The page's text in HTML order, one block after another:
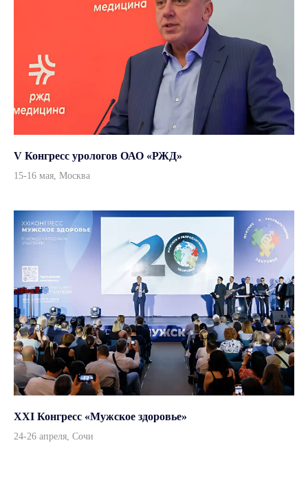
V Конгресс урологов ОАО «РЖД»
15-16 мая, Москва
XXI Конгресс «Мужское здоровье»
24-26 апреля, Сочи
г. Москва, улица Врубеля,
По всем вопросам
info@andromeda-ms.ru
На связи 9:00-18:00
+7 (499) 506 74 00
предоставленная на нём, носит исключительно информационный
характер и ни при каких условиях не является публичной офертой
Согласие на обработку персональных данных
Дизайн и вёрстка — ksfaster
Политика конфиденциальности
© 2026, ООО «Андромеда Медикал»